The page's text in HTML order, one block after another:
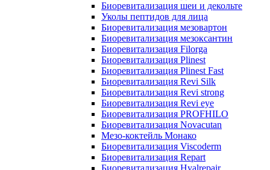
Биоревитализация шеи и декольте
Уколы пептидов для лица
Биоревитализация мезовартон
Биоревитализация мезоксантин
Биоревитализация Filorga
Биоревитализация Plinest
Биоревитализация Plinest Fast
Биоревитализация Revi Silk
Биоревитализация Revi strong
Биоревитализация Revi eye
Биоревитализация PROFHILO
Биоревитализация Novacutan
Мезо-коктейль Монако
Биоревитализация Viscoderm
Биоревитализация Repart
Биоревитализация Hyalrepair